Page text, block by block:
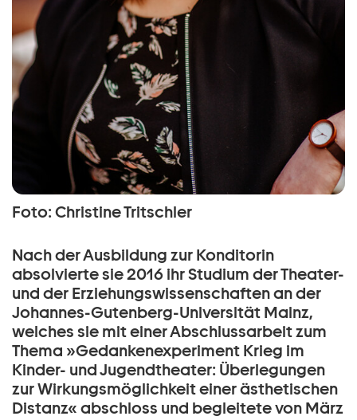
Foto: Christine Tritschler
Nach der Ausbildung zur Konditorin
absolvierte sie 2016 ihr Studium der Theater-
und der Erziehungswissenschaften an der
Johannes-Gutenberg-Universität Mainz,
welches sie mit einer Abschlussarbeit zum
Thema »Gedankenexperiment Krieg im
Kinder- und Jugendtheater: Überlegungen
zur Wirkungsmöglichkeit einer ästhetischen
Distanz« abschloss und begleitete von März